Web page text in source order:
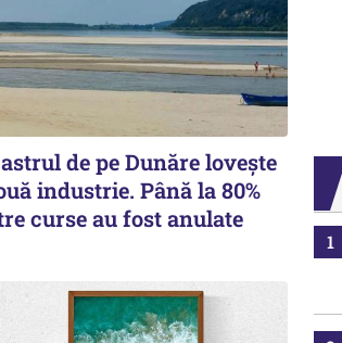
de pe Dunăre lovește
industrie. Până la 80%
curse au fost anulate